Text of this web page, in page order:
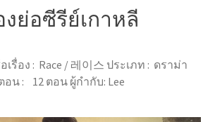
องย่อซีรีย์เกาหลี
เรื่อง : Race / 레이스 ประเภท : ดราม่า
น : 12 ตอน ผู้กำกับ: Lee